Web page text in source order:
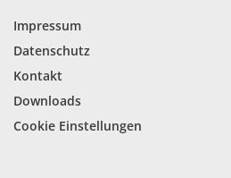
Impressum
Datenschutz
Kontakt
Downloads
Cookie Einstellungen